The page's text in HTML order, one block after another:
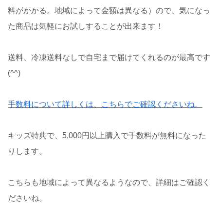
料がかかる。地域によって金額は異なる）ので、気になっ
た商品は気軽にお試しすることが出来ます！
送料、冷凍送料なしで自宅まで届けてくれるのが最高です
(^^)
手数料について詳しくは、こちらでご確認くださいね。
キッズ特典で、5,000円以上購入で手数料が無料になった
りします。
こちらも地域によって異なるようなので、詳細はご確認く
ださいね。